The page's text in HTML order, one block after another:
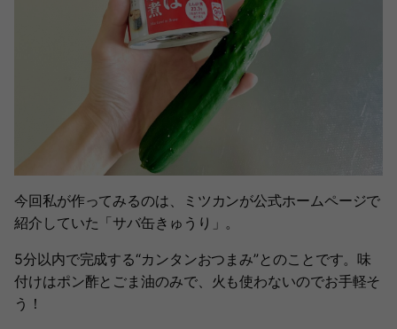
今回私が作ってみるのは、ミツカンが公式ホームページで
紹介していた「サバ缶きゅうり」。
5分以内で完成する“カンタンおつまみ”とのことです。味
付けはポン酢とごま油のみで、火も使わないのでお手軽そ
う！